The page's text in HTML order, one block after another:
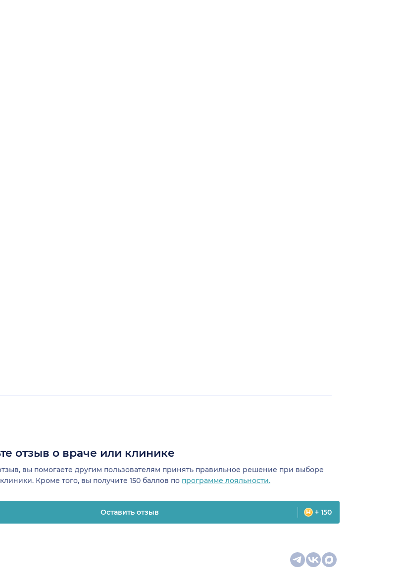
отзыв о враче или клинике
вы помогаете другим пользователям принять правильное решение при выборе
Кроме того, вы получите 150 баллов по программе лояльности.
Оставить отзыв + 150